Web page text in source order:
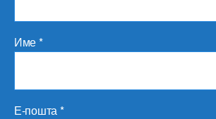
Име*
Е-пошта*